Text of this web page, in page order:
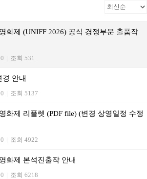
화제 (UNIFF 2026) 공식 경쟁부문 출품작
| 조회 531
안내
| 조회 5137
화제 리플렛 (PDF file) (변경 상영일정 수정
| 조회 4922
화제 본석진출작 안내
| 조회 6218